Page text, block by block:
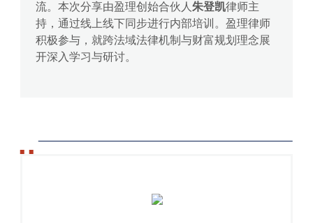
流。本次分享由盈理创始合伙人朱登凯律师主
持，通过线上线下同步进行内部培训。盈理律师
积极参与，就跨法域法律机制与财富规划理念展
开深入学习与研讨。